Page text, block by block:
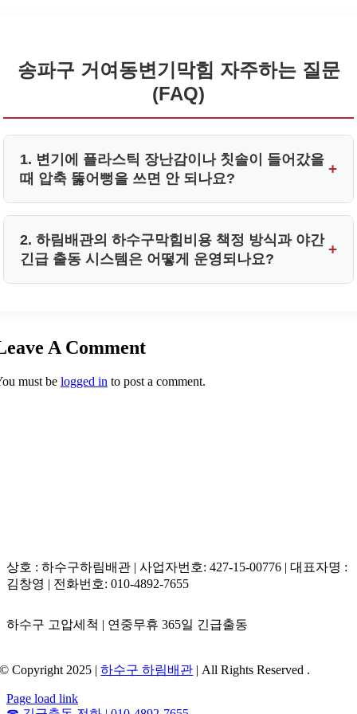
송파구 거여동변기막힘 자주하는 질문
(FAQ)
1. 변기에 플라스틱 장난감이나 칫솔이 들어갔을
때 압축 뚫어뻥을 쓰면 안 되나요?
+
플라스틱과 같은 고형물은 물에 전혀 분해되지 않으므로
S자 트랩의 급격하게 좁아지는 구간에 걸리게 됩니다.
2. 하림배관의 하수구막힘비용 책정 방식과 야간
긴급 출동 시스템은 어떻게 운영되나요?
+
다.
A Comment
must be logged in to post a comment.
상호 : 하수구하림배관 | 사업자번호: 427-15-00776 | 대표자명 :
김창영 | 전화번호: 010-4892-7655
하수구 고압세척 | 연중무휴 365일 긴급출동
© Copyright 2025 |하수구 하림배관 | All Rights Reserved .
Page load link